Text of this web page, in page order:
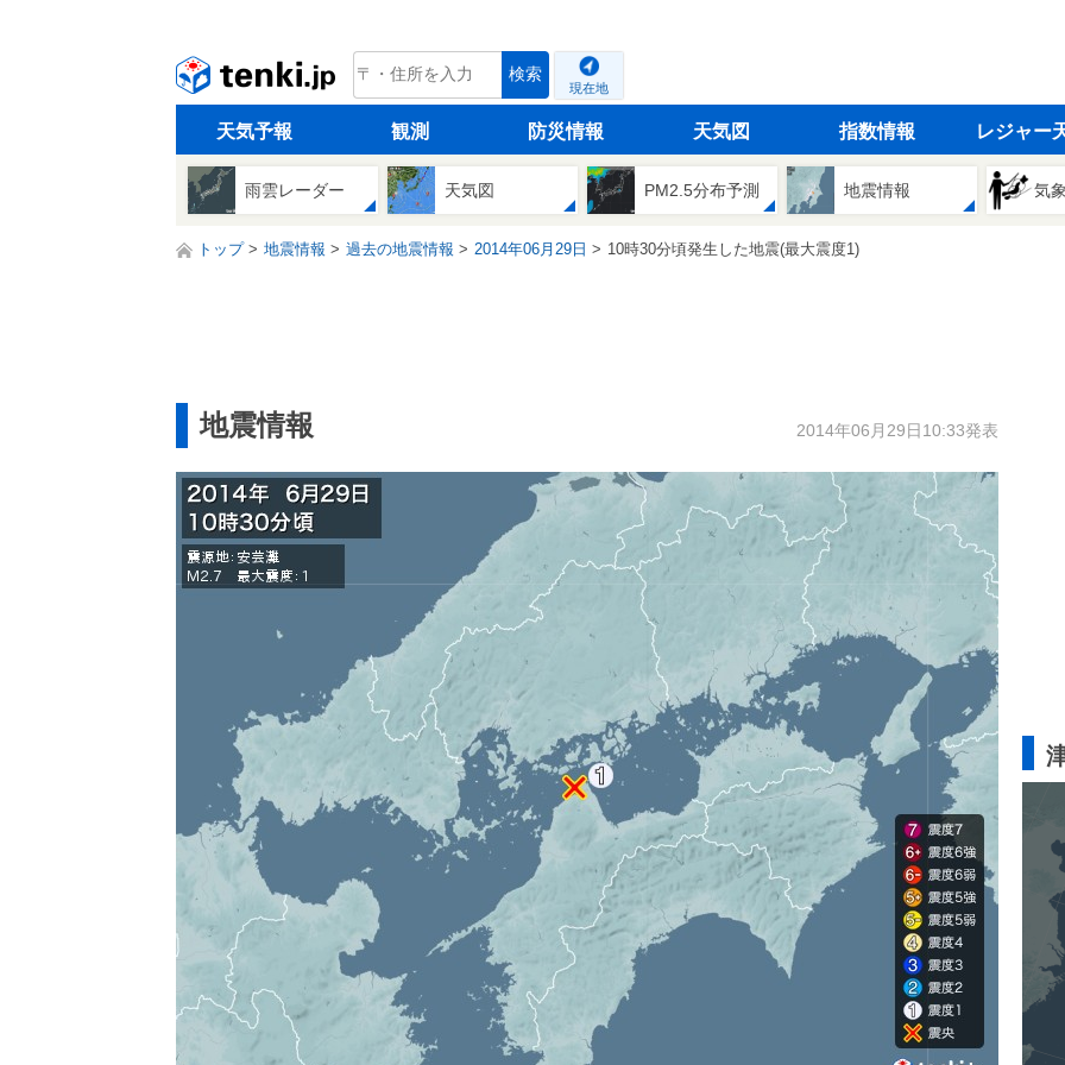
tenki.jp 検索
現在地
天気予報 観測 防災情報 天気図 指数情報 レジャー
雨雲レーダー 天気図 PM2.5分布予測 地震情報 気
トップ 地震情報 過去の地震情報 2014年06月29日 10時30分頃発生した地震(最大震度1)
地震情報 2014年06月29日10:33発表